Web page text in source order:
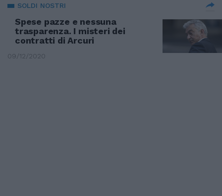
SOLDI NOSTRI
Spese pazze e nessuna
trasparenza. I misteri dei
contratti di Arcuri
09/12/2020